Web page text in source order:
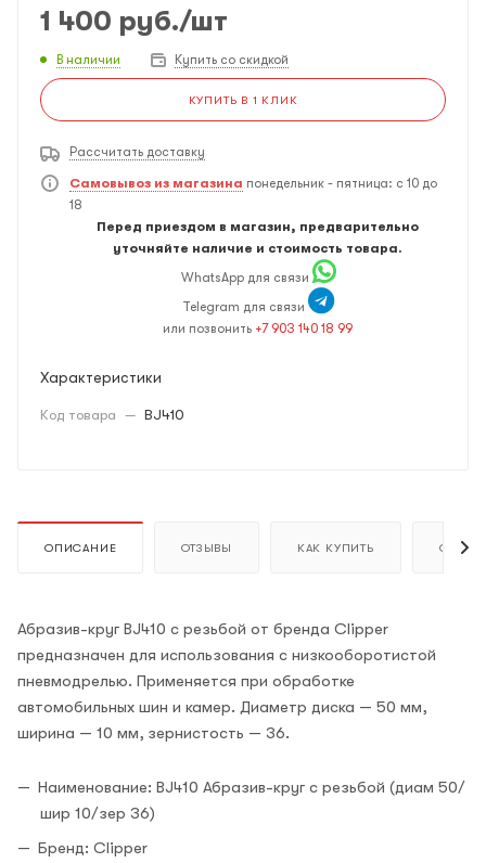
1 400 руб./шт
В наличии Купить со скидкой
КУПИТЬ В 1 КЛИК
Рассчитать доставку
Самовывоз из магазина понедельник - пятница: с 10 до
18
Перед приездом в магазин, предварительно
уточняйте наличие и стоимость товара.
WhatsApp для связи
Telegram для связи
или позвонить +7 903 140 18 99
Характеристики
Код товара — BJ410
ОПИСАНИЕ ОТЗЫВЫ КАК КУПИТЬ ОПЛАТА
Абразив-круг BJ410 с резьбой от бренда Clipper
предназначен для использования с низкооборотистой
пневмодрелью. Применяется при обработке
автомобильных шин и камер. Диаметр диска — 50 мм,
ширина — 10 мм, зернистость — 36.
Наименование: BJ410 Абразив-круг с резьбой (диам 50/
шир 10/зер 36)
Бренд: Clipper